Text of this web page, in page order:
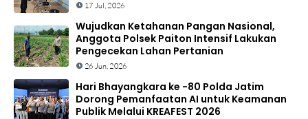
17 Jul, 2026
Wujudkan Ketahanan Pangan Nasional,
Anggota Polsek Paiton Intensif Lakukan
Pengecekan Lahan Pertanian
26 Jun, 2026
Hari Bhayangkara ke -80 Polda Jatim
Dorong Pemanfaatan AI untuk Keamanan
Publik Melalui KREAFEST 2026